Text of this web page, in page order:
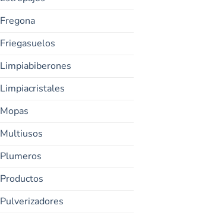
Fregona
Friegasuelos
Limpiabiberones
Limpiacristales
Mopas
Multiusos
Plumeros
Productos
Pulverizadores